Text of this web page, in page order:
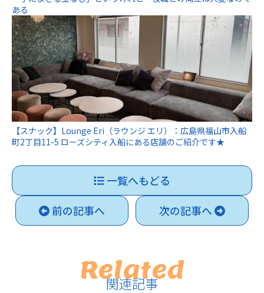
ある
【スナック】Lounge Eri（ラウンジ エリ）：広島県福山市入船
町2丁目11-5 ローズシティ入船にある店舗のご紹介です★
一覧へもどる
前の記事へ
次の記事へ
Related
関連記事